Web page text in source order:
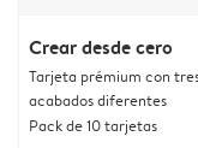
Crear desde cero
Tarjeta prémium con
acabados diferentes
Pack de 10 tarjetas